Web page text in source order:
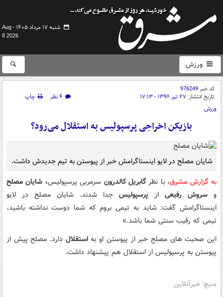
شنبه ۱۷ مرداد ۱۴۰۵ -
Aug
8 2026
ورزش
کد خبر976249
تاریخ انتشار: ۲۷ تیر ۱۳۹۸ - ۱۷:۱۳ ۴ نظر
چاپ
ورزش
بازیکن اخراجی پرسپولیس به استقلال می‌رود؟
شایان مصلح در لایو اینستاگرامش خبر از پیوستن به تیم جدیدش داشت.
به گزارش مشرق، با نظرگابریل کالدرون سرمربی پرسپولیس، شایان مصلح
و سروش رفیعی از پرسپولیس جدا شدند. شایان مصلح در لایو
اینستاگرامش گفت: شاید به تیمی بروم که شما دوست نداشته باشید،
تیمی که رقیب سنتی شما باشد.»
این صحبت های مصلح خبر از پیوستن او بهاستقلال دارد. مصلح پیش از
پیوستن به پرسپولیس از استقلال هم پیشنهاد داشت.
منبع: خبرآنلاین